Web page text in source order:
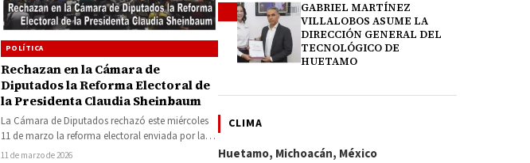
POLÍTICA
Rechazan en la Cámara de
Diputados la Reforma Electoral de
la Presidenta Claudia Sheinbaum
La Cámara de Diputados rechazó este miércoles
11 de marzo la reforma electoral enviada por la
presidenta Claudia Sheinbaum, luego…
11 de marzo de 2026
GABRIEL MARTÍNEZ
VILLALOBOS ASUME LA
DIRECCIÓN GENERAL DEL
TECNOLÓGICO DE
HUETAMO
CLIMA
Huetamo, Michoacán, México